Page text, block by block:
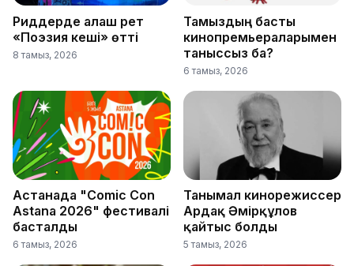
Риддерде алғаш рет
«Поэзия кеші» өтті
8 тамыз, 2026
Тамыздың басты
кинопремьераларымен
таныссыз ба?
6 тамыз, 2026
Астанада "Comic Con
Astana 2026" фестивалі
басталды
6 тамыз, 2026
Танымал кинорежиссер
Ардақ Әмірқұлов
қайтыс болды
5 тамыз, 2026